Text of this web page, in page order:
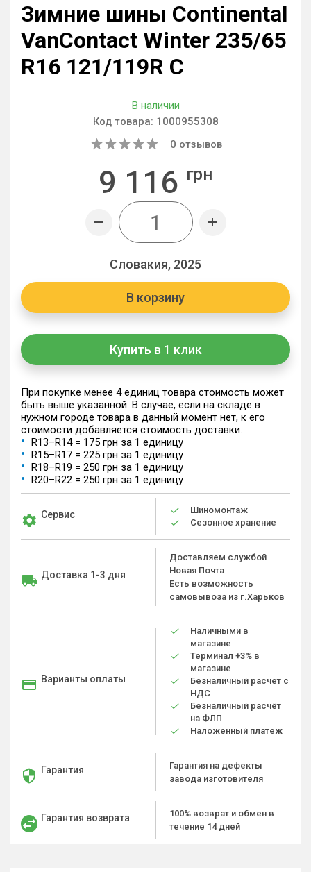
Зимние шины Continental
VanContact Winter 235/65
R16 121/119R C
В наличии
Код товара: 1000955308
0 отзывов
9 116 грн
Словакия, 2025
В корзину
Купить в 1 клик
При покупке менее 4 единиц товара стоимость может
быть выше указанной. В случае, если на складе в
нужном городе товара в данный момент нет, к его
стоимости добавляется стоимость доставки.
R13–R14 = 175 грн за 1 единицу
R15–R17 = 225 грн за 1 единицу
R18–R19 = 250 грн за 1 единицу
R20–R22 = 250 грн за 1 единицу
Сервис
Шиномонтаж
Сезонное хранение
Доставка 1-3 дня
Доставляем службой
Новая Почта
Есть возможность
самовывоза из г.Харьков
Варианты оплаты
Наличными в
магазине
Терминал +3% в
магазине
Безналичный расчет с
НДС
Безналичный расчёт
на ФЛП
Наложенный платеж
Гарантия
Гарантия на дефекты
завода изготовителя
Гарантия возврата
100% возврат и обмен в
течение 14 дней